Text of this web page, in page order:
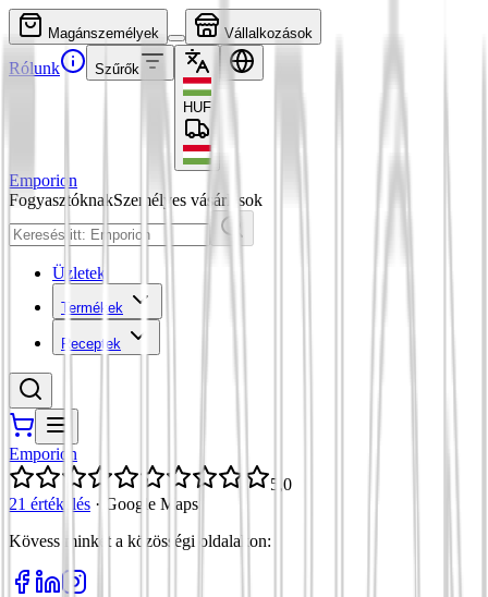
Magánszemélyek Vállalkozások
Rólunk Szűrők
HUF
Emporion
FogyasztóknakSzemélyes vásárlások
Üzletek
Termékek
Receptek
Emporion
5,0
21 értékelés · Google Maps
Kövess minket a közösségi oldalakon: